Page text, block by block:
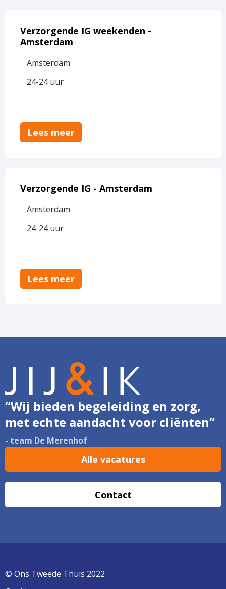
Verzorgende IG weekenden -
Amsterdam
Amsterdam
24-24 uur
Lees meer
meer
over
weekenden
Verzorgende IG - Amsterdam
Amsterdam
24-24 uur
Lees meer
meer
Verzorgende
“Wij bieden begeleiding en zorg,
met echte aandacht voor cliënten”
- team De Merenhof
Alle vacatures
Contact
© Ons Tweede Thuis 2022